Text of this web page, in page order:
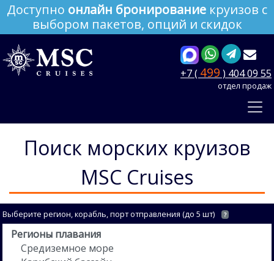
Доступно онлайн бронирование круизов с
выбором пакетов, опций и скидок
+7 ( 499 ) 404 09 55
отдел продаж
Поиск морских круизов
MSC Cruises
Выберите регион, корабль, порт отправления (до 5 шт) ?